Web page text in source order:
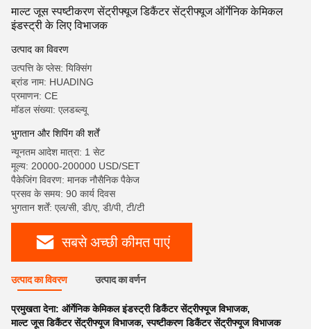
माल्ट जूस स्पष्टीकरण सेंट्रीफ्यूज डिकैंटर सेंट्रीफ्यूज ऑर्गेनिक केमिकल
इंडस्ट्री के लिए विभाजक
उत्पाद का विवरण
उत्पत्ति के प्लेस: यिक्सिंग
ब्रांड नाम: HUADING
प्रमाणन: CE
मॉडल संख्या: एलडब्ल्यू
भुगतान और शिपिंग की शर्तें
न्यूनतम आदेश मात्रा: 1 सेट
मूल्य: 20000-200000 USD/SET
पैकेजिंग विवरण: मानक नौसैनिक पैकेज
प्रसव के समय: 90 कार्य दिवस
भुगतान शर्तें: एल/सी, डी/ए, डी/पी, टी/टी
सबसे अच्छी कीमत पाएं
उत्पाद का विवरण उत्पाद का वर्णन
प्रमुखता देना: ऑर्गेनिक केमिकल इंडस्ट्री डिकैंटर सेंट्रीफ्यूज विभाजक,
माल्ट जूस डिकैंटर सेंट्रीफ्यूज विभाजक,स्पष्टीकरण डिकैंटर सेंट्रीफ्यूज विभाजक